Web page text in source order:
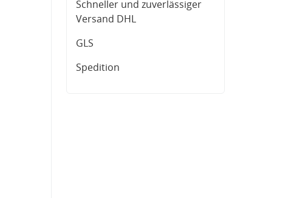
Schneller und zuverlässiger
Versand DHL
GLS
Spedition